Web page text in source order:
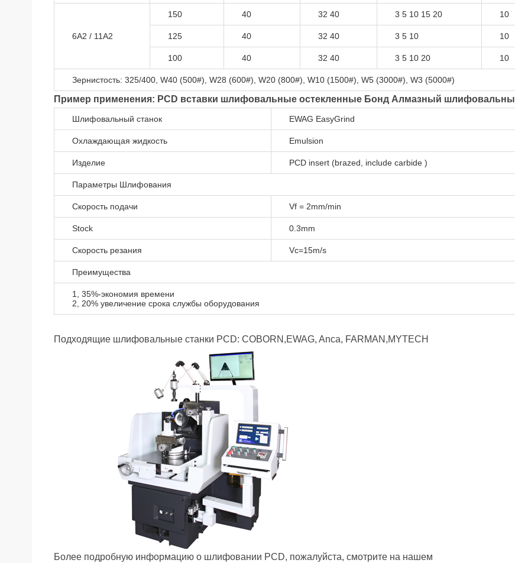
6A2 / 11A2
150 40 32 40 3 5 10 15 20 10
125 40 32 40 3 5 10 10
100 40 32 40 3 5 10 20 10
Зернистость: 325/400, W40 (500#), W28 (600#), W20 (800#), W10 (1500#), W5 (3000#), W3 (5000#)
Пример применения: PCD вставки шлифовальные остекленные Бонд Алмазный шлифовальны
Шлифовальный станок EWAG EasyGrind
Охлаждающая жидкость Emulsion
Изделие PCD insert (brazed, include carbide )
Параметры Шлифования
Скорость подачи Vf = 2mm/min
Stock 0.3mm
Cкорость резания Vc=15m/s
Преимущества
1, 35%-экономия времени
2, 20% увеличение срока службы оборудования
Подходящие шлифовальные станки PCD: COBORN,EWAG, Anca, FARMAN,MYTECH
Более подробную информацию о шлифовании PCD, пожалуйста, смотрите на нашем